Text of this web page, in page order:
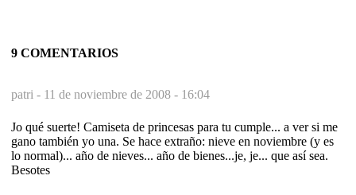
9 COMENTARIOS
patri - 11 de noviembre de 2008 - 16:04
Jo qué suerte! Camiseta de princesas para tu cumple... a ver si me
gano también yo una. Se hace extraño: nieve en noviembre (y es
lo normal)... año de nieves... año de bienes...je, je... que así sea.
Besotes